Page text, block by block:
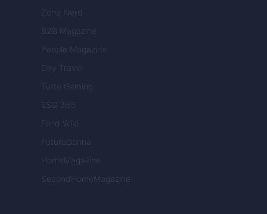
Zona Nerd
B2B Magazine
People Magazine
Day Travel
Tutto Gaming
ESG 365
Food Wiki
FuturoDonna
HomeMagazine
SecondHomeMagazine